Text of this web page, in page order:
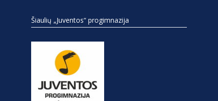
Šiaulių „Juventos“ progimnazija